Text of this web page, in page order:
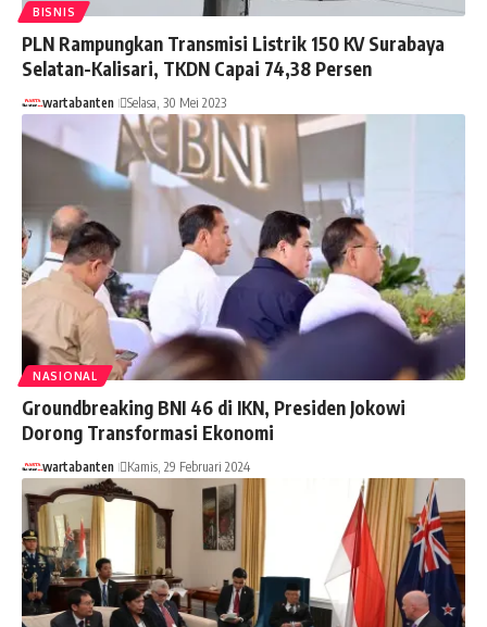
BISNIS
PLN Rampungkan Transmisi Listrik 150 KV Surabaya
Selatan-Kalisari, TKDN Capai 74,38 Persen
wartabanten Selasa, 30 Mei 2023
NASIONAL
Groundbreaking BNI 46 di IKN, Presiden Jokowi
Dorong Transformasi Ekonomi
wartabanten Kamis, 29 Februari 2024